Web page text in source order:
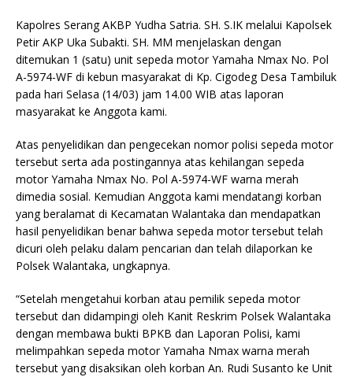
Kapolres Serang AKBP Yudha Satria. SH. S.IK melalui Kapolsek
Petir AKP Uka Subakti. SH. MM menjelaskan dengan
ditemukan 1 (satu) unit sepeda motor Yamaha Nmax No. Pol
A-5974-WF di kebun masyarakat di Kp. Cigodeg Desa Tambiluk
pada hari Selasa (14/03) jam 14.00 WIB atas laporan
masyarakat ke Anggota kami.
Atas penyelidikan dan pengecekan nomor polisi sepeda motor
tersebut serta ada postingannya atas kehilangan sepeda
motor Yamaha Nmax No. Pol A-5974-WF warna merah
dimedia sosial. Kemudian Anggota kami mendatangi korban
yang beralamat di Kecamatan Walantaka dan mendapatkan
hasil penyelidikan benar bahwa sepeda motor tersebut telah
dicuri oleh pelaku dalam pencarian dan telah dilaporkan ke
Polsek Walantaka, ungkapnya.
“Setelah mengetahui korban atau pemilik sepeda motor
tersebut dan didampingi oleh Kanit Reskrim Polsek Walantaka
dengan membawa bukti BPKB dan Laporan Polisi, kami
melimpahkan sepeda motor Yamaha Nmax warna merah
tersebut yang disaksikan oleh korban An. Rudi Susanto ke Unit